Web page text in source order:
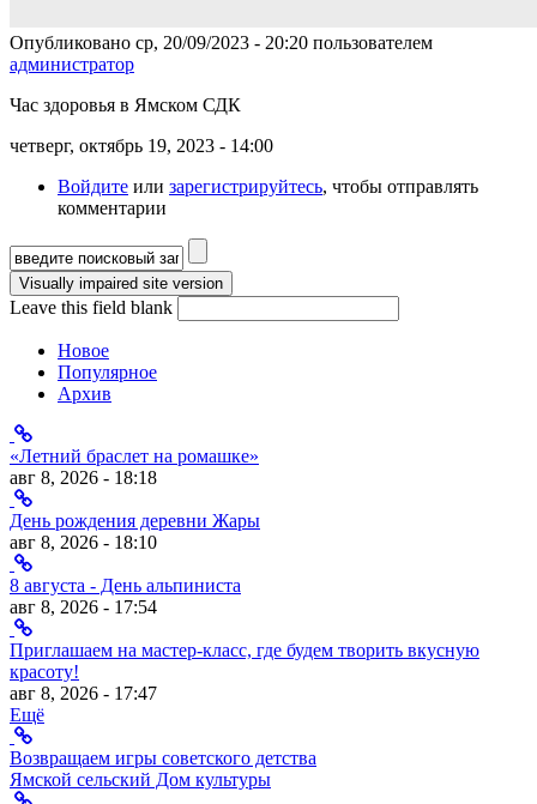
Опубликовано ср, 20/09/2023 - 20:20 пользователем
администратор
Час здоровья в Ямском СДК
четверг, октябрь 19, 2023 - 14:00
Войдите или зарегистрируйтесь, чтобы отправлять
комментарии
Форма поиска
Leave this field blank
Новое
Популярное
Архив
«Летний браслет на ромашке»
авг 8, 2026 - 18:18
День рождения деревни Жары
авг 8, 2026 - 18:10
8 августа - День альпиниста
авг 8, 2026 - 17:54
Приглашаем на мастер-класс, где будем творить вкусную
красоту!
авг 8, 2026 - 17:47
Ещё
Возвращаем игры советского детства
Ямской сельский Дом культуры